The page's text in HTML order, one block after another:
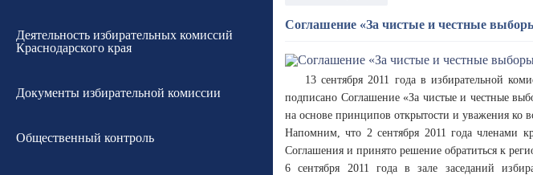
Деятельность избирательных комиссий
Краснодарского края
Документы избирательной комиссии
Общественный контроль
Соглашение «За чистые и честные
13 сентября 2011 года в избирательной
подписано Соглашение «За чистые и честные
на основе принципов открытости и уважения ко
Напомним, что 2 сентября 2011 года членами
Соглашения и принято решение обратиться к
6 сентября 2011 года в зале заседаний